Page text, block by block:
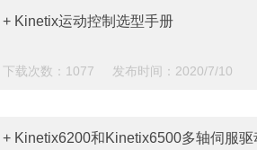
+ Kinetix运动控制选型手册
下载次数：1077 发布时间：2020/7/10
+ Kinetix6200和Kinetix6500多轴伺服驱